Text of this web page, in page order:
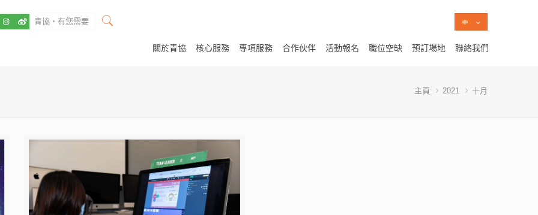
關於青協 核心服務 專項服務 合作伙伴 活動報名 職位空缺 預訂場地 聯絡我們
主頁 2021 十月